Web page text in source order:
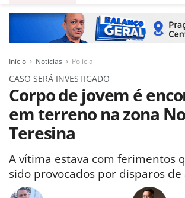
Início Notícias Polícia
CASO SERÁ INVESTIGADO
Corpo de jovem é
em terreno na zona
Teresina
A vítima estava com ferimentos
sido provocados por disparos